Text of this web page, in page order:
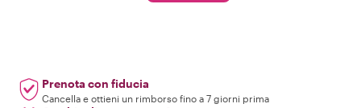
Prenota con fiducia
Cancella e ottieni un rimborso fino a 7 giorni prima